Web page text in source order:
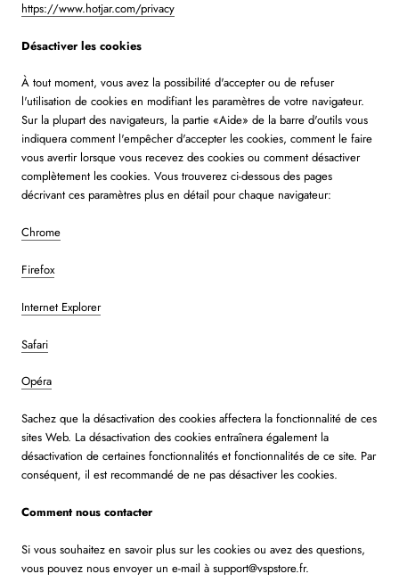
https://www.hotjar.com/privacy
Désactiver les cookies
À tout moment, vous avez la possibilité d'accepter ou de refuser
l'utilisation de cookies en modifiant les paramètres de votre navigateur.
Sur la plupart des navigateurs, la partie «Aide» de la barre d'outils vous
indiquera comment l'empêcher d'accepter les cookies, comment le faire
vous avertir lorsque vous recevez des cookies ou comment désactiver
complètement les cookies. Vous trouverez ci-dessous des pages
décrivant ces paramètres plus en détail pour chaque navigateur:
Chrome
Firefox
Internet Explorer
Safari
Opéra
Sachez que la désactivation des cookies affectera la fonctionnalité de ces
sites Web. La désactivation des cookies entraînera également la
désactivation de certaines fonctionnalités et fonctionnalités de ce site. Par
conséquent, il est recommandé de ne pas désactiver les cookies.
Comment nous contacter
Si vous souhaitez en savoir plus sur les cookies ou avez des questions,
vous pouvez nous envoyer un e-mail à support@vspstore.fr.